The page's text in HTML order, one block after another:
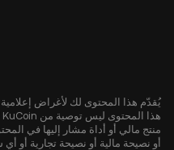
يُقدّم هذا المحتوى لك لأغراض
منتج مالي أو أداة مشار إليها في
أو نصيحة مالية أو نصيحة تجارية